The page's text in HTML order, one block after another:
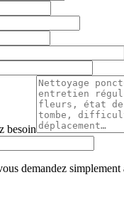
besoin
demandez simplement